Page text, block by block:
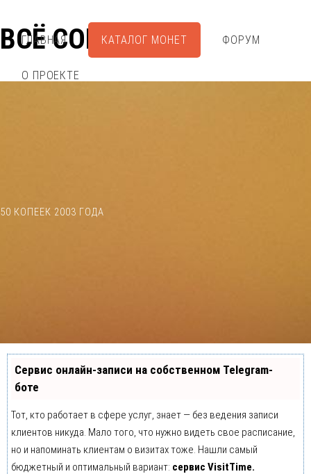
ВСЁ СОБРАЛ
ГЛАВНАЯ КАТАЛОГ МОНЕТ ФОРУМ
О ПРОЕКТЕ
50 КОПЕЕК 2003 ГОДА
Сервис онлайн-записи на собственном Telegram-
боте
Тот, кто работает в сфере услуг, знает — без ведения записи
клиентов никуда. Мало того, что нужно видеть свое расписание,
но и напоминать клиентам о визитах тоже. Нашли самый
бюджетный и оптимальный вариант: сервис VisitTime.